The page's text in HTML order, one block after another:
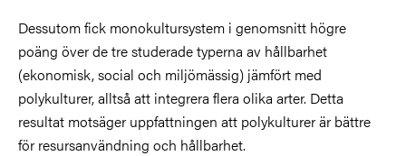
Dessutom fick monokultursystem i genomsnitt högre
poäng över de tre studerade typerna av hållbarhet
(ekonomisk, social och miljömässig) jämfört med
polykulturer, alltså att integrera flera olika arter. Detta
resultat motsäger uppfattningen ​​att polykulturer är bättre
för resursanvändning och hållbarhet.